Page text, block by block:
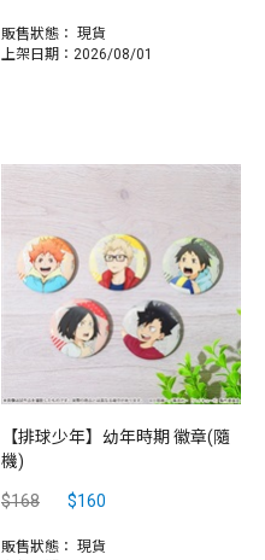
販售狀態： 現貨
上架日期：2026/08/01
【排球少年】幼年時期 徽章(隨
機)
$168 $160
販售狀態： 現貨